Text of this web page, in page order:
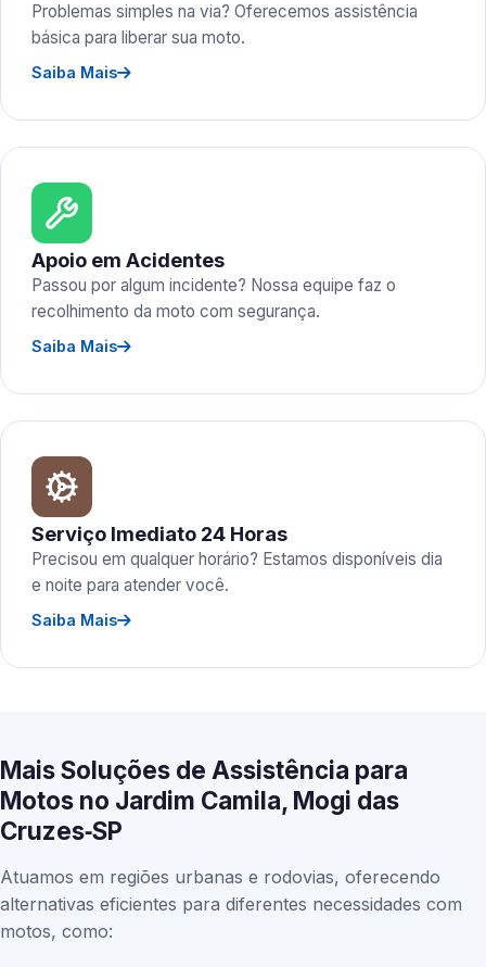
Problemas simples na via? Oferecemos assistência
básica para liberar sua moto.
Saiba Mais
Apoio em Acidentes
Passou por algum incidente? Nossa equipe faz o
recolhimento da moto com segurança.
Saiba Mais
Serviço Imediato 24 Horas
Precisou em qualquer horário? Estamos disponíveis dia
e noite para atender você.
Saiba Mais
Mais Soluções de Assistência para
Motos no Jardim Camila, Mogi das
Cruzes‑SP
Atuamos em regiões urbanas e rodovias, oferecendo
alternativas eficientes para diferentes necessidades com
motos, como: